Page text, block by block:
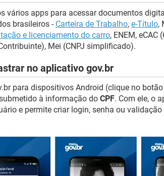
vários apps para acessar documentos
brasileiros - Carteira de Trabalho, e-Título,
e licenciamento do carro, ENEM, eCAC
Mei (CNPJ simplificado).
no aplicativo gov.br
para dispositivos Android (clique no
à informação do CPF. Com ele, o
e permite criar login, senha ou